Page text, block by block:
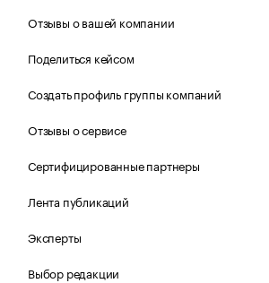
Отзывы о вашей компании
Поделиться кейсом
Создать профиль группы компаний
Отзывы о сервисе
Сертифицированные партнеры
Лента публикаций
Эксперты
Выбор редакции